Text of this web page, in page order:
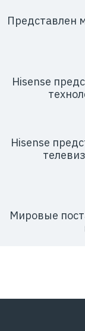
Представлен
Hisense
Hisense
Мировые